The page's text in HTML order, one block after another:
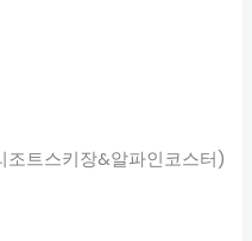
트스키장&알파인코스터)